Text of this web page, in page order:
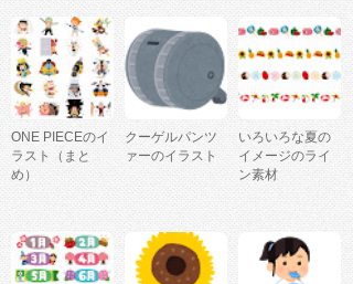
ONE PIECEのイ
ラスト（まと
め）
クーゲルパンツ
ァーのイラスト
いろいろな夏の
イメージのライ
ン素材